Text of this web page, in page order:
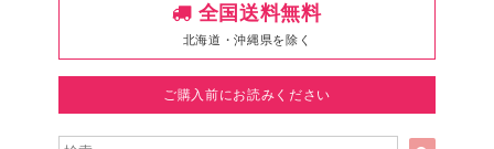
全国送料無料
北海道・沖縄県を除く
ご購入前にお読みください